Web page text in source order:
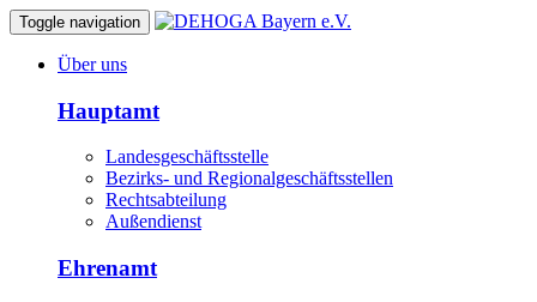
Toggle navigation
Über uns
Hauptamt
Landesgeschäftsstelle
Bezirks- und Regionalgeschäftsstellen
Rechtsabteilung
Außendienst
Ehrenamt